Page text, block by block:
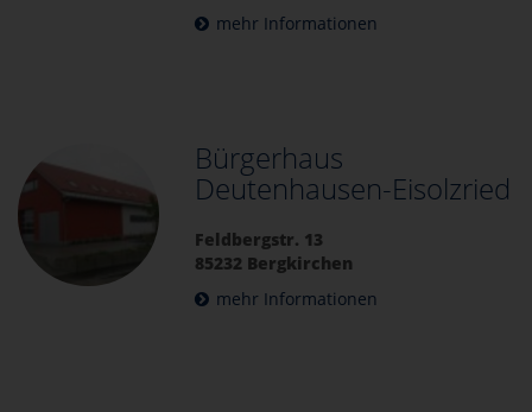
mehr Informationen
Bürgerhaus
Deutenhausen-Eisolzried
Feldbergstr. 13
85232 Bergkirchen
mehr Informationen